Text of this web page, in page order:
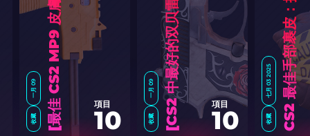
七月 03 2025
收藏 CS2 最佳手部裹皮：排行榜
一月 09
收藏
C
S
2
中
最
好
的
双
贝
雷
帽
皮
肤
[
2
0
2
項目
10
一月 09
收藏
最
佳
C
S
2
M
P
9
皮
膚
：
編
輯
的
選
擇
[
2
0
2
項目
10